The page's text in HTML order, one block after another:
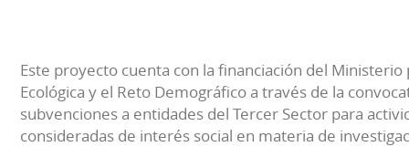
Este proyecto cuenta con la financiación del Ministerio
Ecológica y el Reto Demográfico a través de la
subvenciones a entidades del Tercer Sector para
consideradas de interés social en materia de